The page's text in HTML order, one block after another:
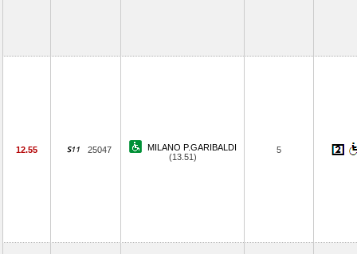
12.55 25047
MILANO P.GARIBALDI
(13.51)
5